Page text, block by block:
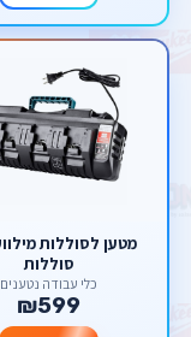
סוללות
כלי עבודה נטענים
₪599